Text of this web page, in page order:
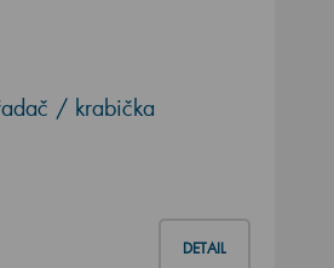
/ krabička
DETAIL